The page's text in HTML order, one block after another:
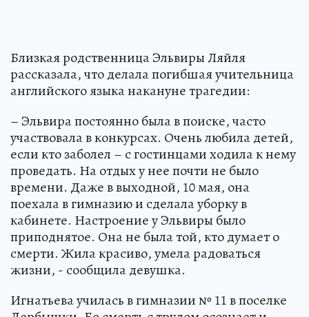
Близкая родственница Эльвиры Ляйля
рассказала, что делала погибшая учительница
английского языка накануне трагедии:
– Эльвира постоянно была в поиске, часто
участвовала в конкурсах. Очень любила детей,
если кто заболел – с гостинцами ходила к нему
проведать. На отдых у нее почти не было
времени. Даже в выходной, 10 мая, она
поехала в гимназию и сделала уборку в
кабинете. Настроение у Эльвиры было
приподнятое. Она не была той, кто думает о
смерти. Жила красиво, умела радоваться
жизни, - сообщила девушка.
Игнатьева училась в гимназии № 11 в поселке